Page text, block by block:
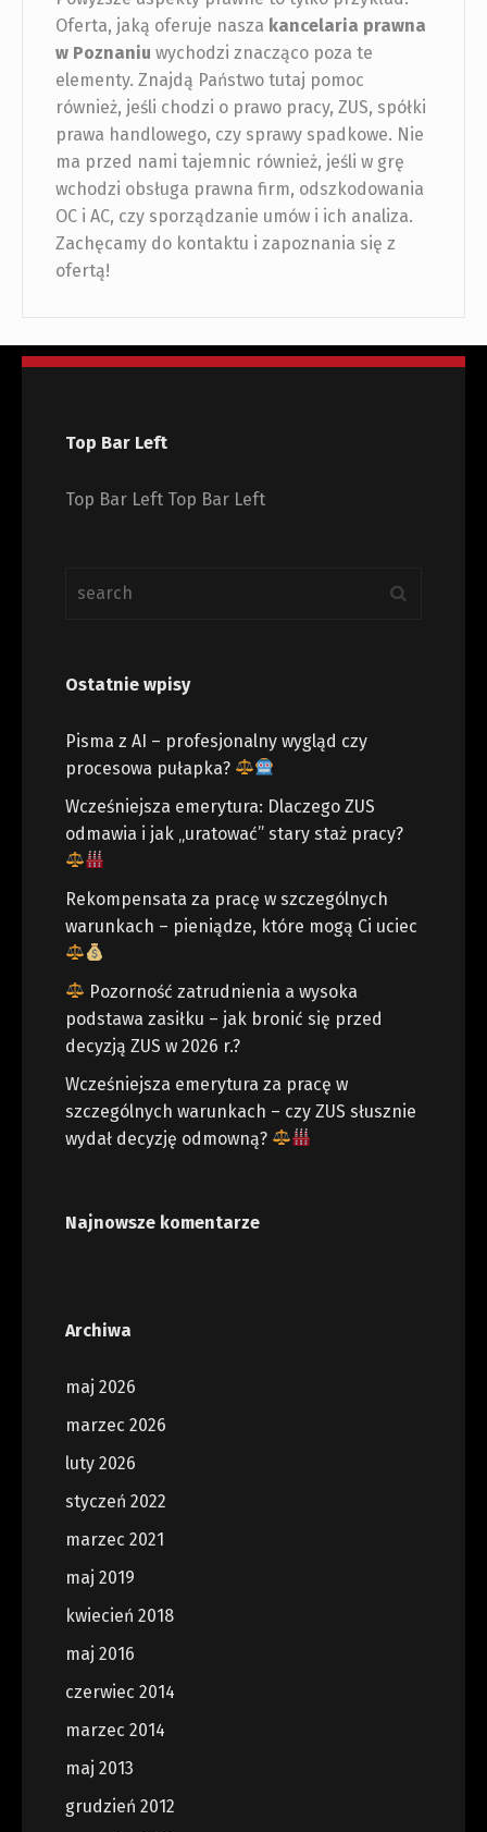
Oferta, jaką oferuje nasza kancelaria prawna
w Poznaniu wychodzi znacząco poza te
elementy. Znajdą Państwo tutaj pomoc
również, jeśli chodzi o prawo pracy, ZUS, spółki
prawa handlowego, czy sprawy spadkowe. Nie
ma przed nami tajemnic również, jeśli w grę
wchodzi obsługa prawna firm, odszkodowania
OC i AC, czy sporządzanie umów i ich analiza.
Zachęcamy do kontaktu i zapoznania się z
ofertą!
Top Bar Left
Top Bar Left Top Bar Left
Ostatnie wpisy
Pisma z AI – profesjonalny wygląd czy
procesowa pułapka?
Wcześniejsza emerytura: Dlaczego ZUS
odmawia i jak „uratować” stary staż pracy?
Rekompensata za pracę w szczególnych
warunkach – pieniądze, które mogą Ci uciec
Pozorność zatrudnienia a wysoka
podstawa zasiłku – jak bronić się przed
decyzją ZUS w 2026 r.?
Wcześniejsza emerytura za pracę w
szczególnych warunkach – czy ZUS słusznie
wydał decyzję odmowną?
Najnowsze komentarze
Archiwa
maj 2026
marzec 2026
luty 2026
styczeń 2022
marzec 2021
maj 2019
kwiecień 2018
maj 2016
czerwiec 2014
marzec 2014
maj 2013
grudzień 2012